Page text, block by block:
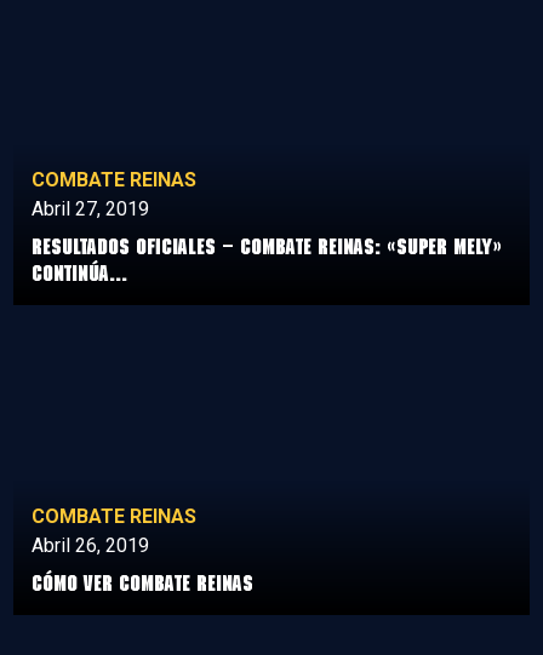
COMBATE REINAS
Abril 27, 2019
Resultados Oficiales – Combate Reinas: «Super Mely»
continúa...
COMBATE REINAS
Abril 26, 2019
Cómo ver Combate Reinas